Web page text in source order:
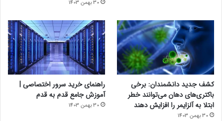
30 بهمن 1403
کشف جدید دانشمندان: برخی
باکتری‌های دهان می‌توانند خطر
ابتلا به آلزایمر را افزایش دهند
30 بهمن 1403
راهنمای خرید سرور اختصاصی |
آموزش جامع قدم به قدم
30 بهمن 1403